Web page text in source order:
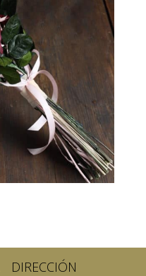
DIRECCIÓN